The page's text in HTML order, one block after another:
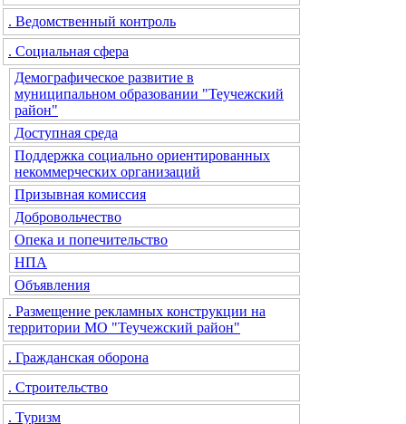
. Ведомственный контроль
. Социальная сфера
Демографическое развитие в
муниципальном образовании "Теучежский
район"
Доступная среда
Поддержка социально ориентированных
некоммерческих организаций
Призывная комиссия
Добровольчество
Опека и попечительство
НПА
Объявления
. Размещение рекламных конструкции на
территории МО "Теучежский район"
. Гражданская оборона
. Строительство
. Туризм